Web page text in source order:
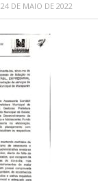
24 DE MAIO DE 2022